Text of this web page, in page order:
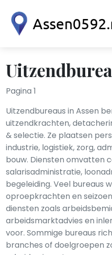
Pagina 1
Uitzendbureaus in Assen
uitzendkrachten,
& selectie. Ze plaatsen
industrie, logistiek, zorg,
bouw. Diensten omvatten
salarisadministratie,
begeleiding. Veel bureaus
oproepkrachten en
diensten zoals
arbeidsmarktadvies en
voor. Sommige bureaus
branches of doelgroepen